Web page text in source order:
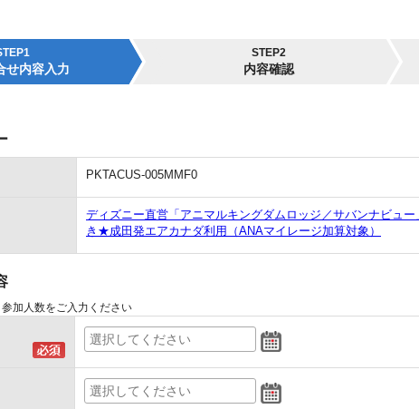
せ内容入力
STEP2
内容確認
PKTACUS-005MMF0
ディズニー直営「アニマルキングダムロッジ／サバンナビュ
き★成田発エアカナダ利用（ANAマイレージ加算対象）
加人数をご入力ください